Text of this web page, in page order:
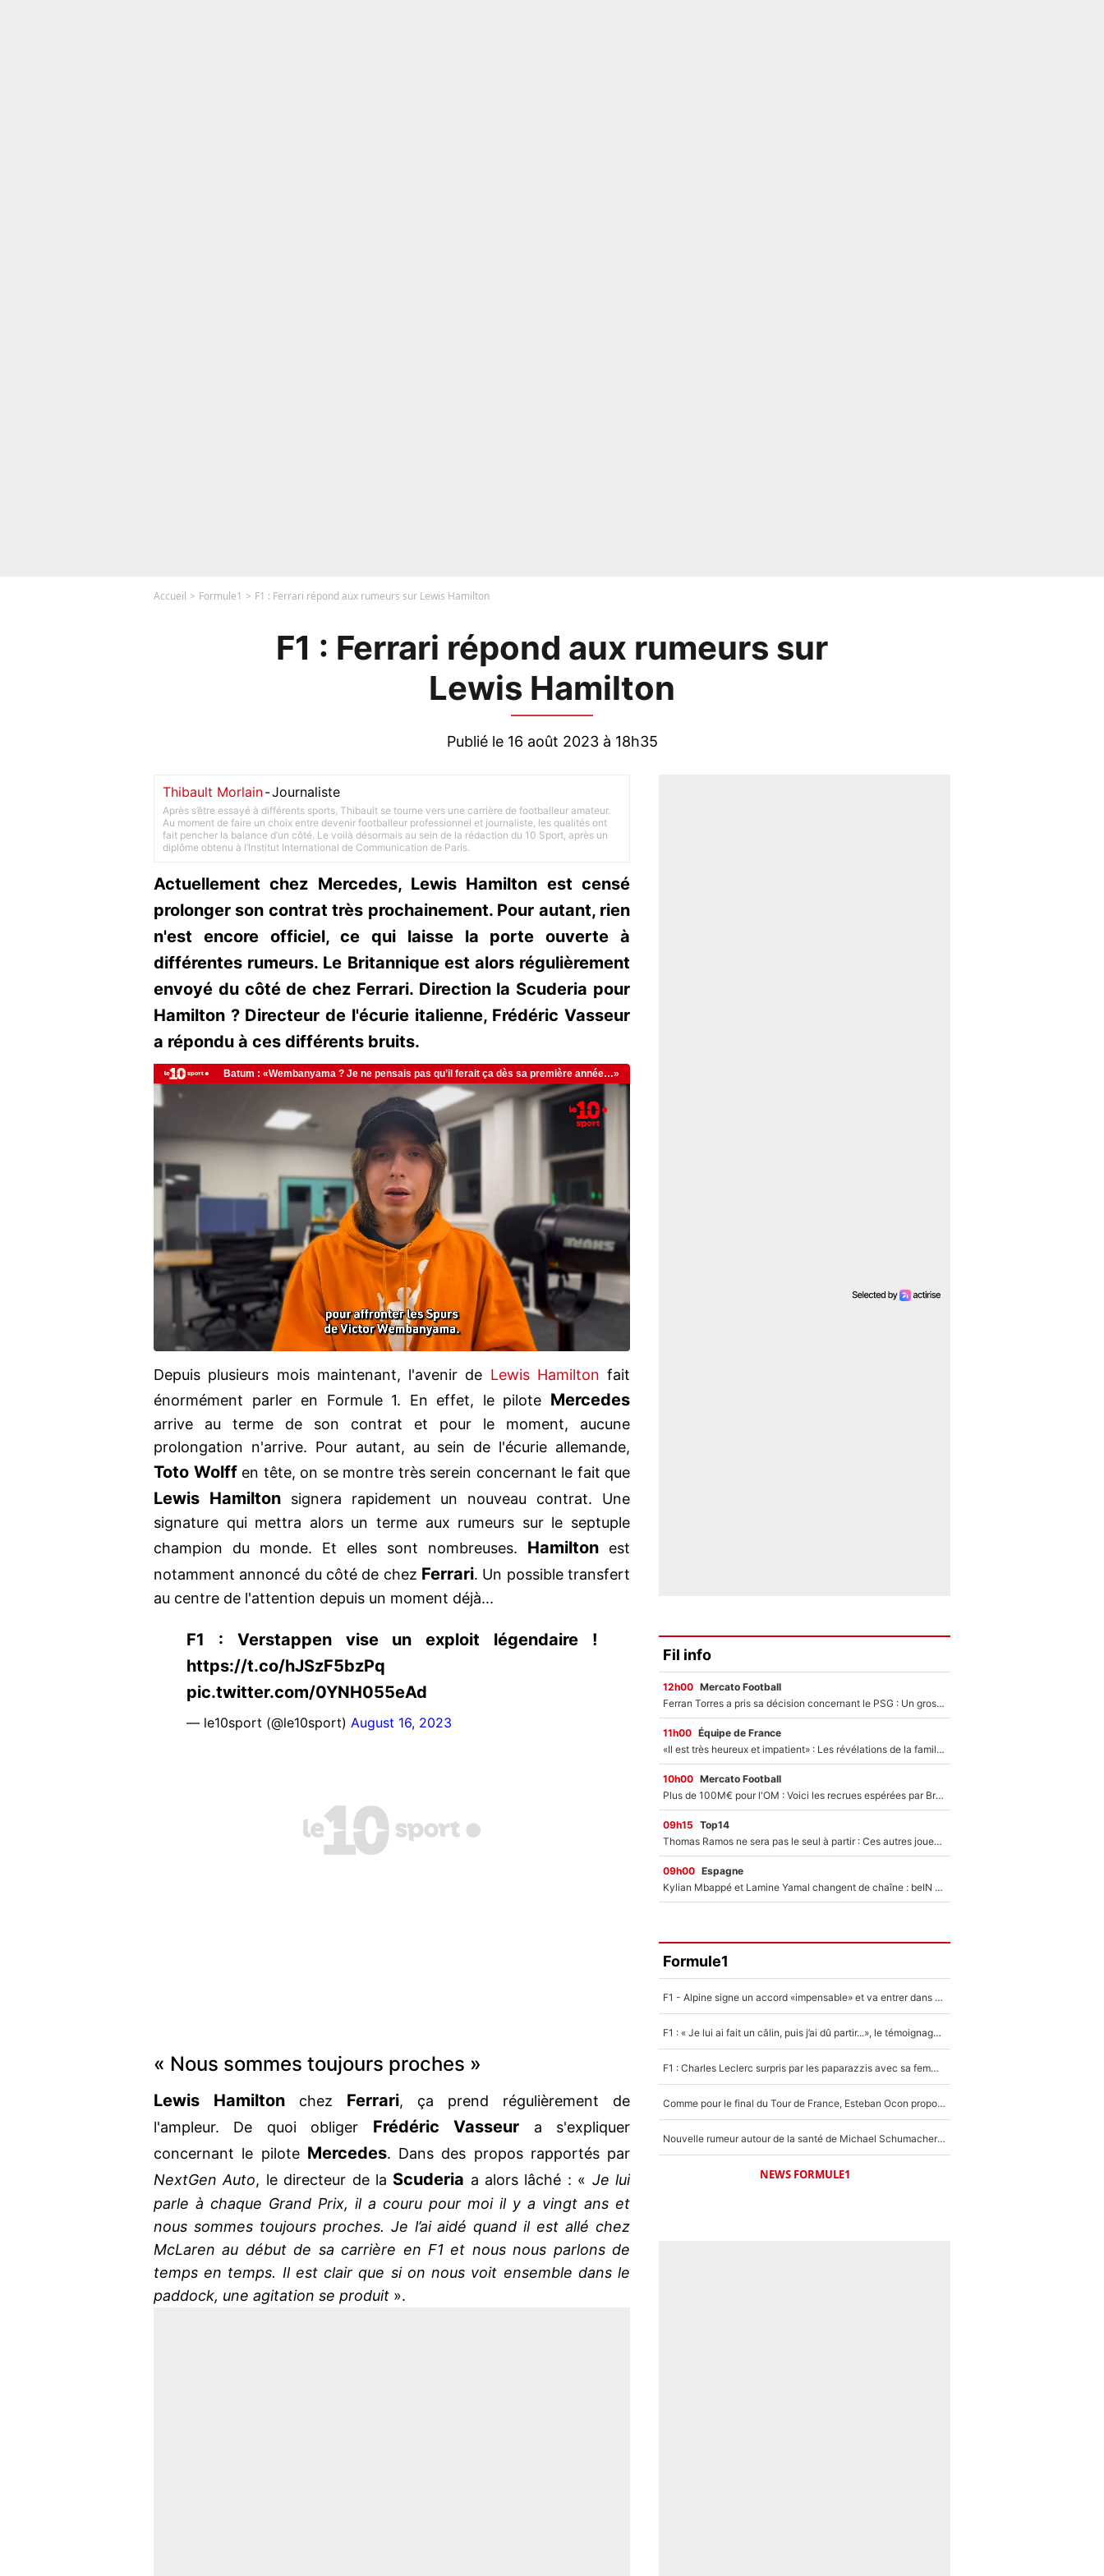
Accueil Formule1 F1 : Ferrari répond aux rumeurs sur Lewis Hamilton
F1 : Ferrari répond aux rumeurs sur
Lewis Hamilton
Publié le 16 août 2023 à 18h35
Thibault Morlain-Journaliste
Après s’être essayé à différents sports, Thibault se tourne vers une carrière de footballeur amateur.
Au moment de faire un choix entre devenir footballeur professionnel et journaliste, les qualités ont
fait pencher la balance d’un côté. Le voilà désormais au sein de la rédaction du 10 Sport, après un
diplôme obtenu à l’Institut International de Communication de Paris.
Actuellement chez Mercedes, Lewis Hamilton est censé
prolonger son contrat très prochainement. Pour autant, rien
n'est encore officiel, ce qui laisse la porte ouverte à
différentes rumeurs. Le Britannique est alors régulièrement
envoyé du côté de chez Ferrari. Direction la Scuderia pour
Hamilton ? Directeur de l'écurie italienne, Frédéric Vasseur
a répondu à ces différents bruits.
Depuis plusieurs mois maintenant, l'avenir de Lewis Hamilton fait
énormément parler en Formule 1. En effet, le pilote Mercedes
arrive au terme de son contrat et pour le moment, aucune
prolongation n'arrive. Pour autant, au sein de l'écurie allemande,
Toto Wolffen tête, on se montre très serein concernant le fait que
Lewis Hamiltonsignera rapidement un nouveau contrat. Une
signature qui mettra alors un terme aux rumeurs sur le septuple
champion du monde. Et elles sont nombreuses. Hamilton est
notamment annoncé du côté de chez Ferrari. Un possible transfert
au centre de l'attention depuis un moment déjà...
F1 : Verstappen vise un exploit légendaire !
https://t.co/hJSzF5bzPq
pic.twitter.com/0YNH055eAd
— le10sport (@le10sport) August 16, 2023
« Nous sommes toujours proches »
Lewis Hamilton chez Ferrari, ça prend régulièrement de
l'ampleur. De quoi obliger Frédéric Vasseur a s'expliquer
concernant le pilote Mercedes. Dans des propos rapportés par
NextGen Auto, le directeur de la Scuderia a alors lâché : « Je lui
parle à chaque Grand Prix, il a couru pour moi il y a vingt ans et
nous sommes toujours proches. Je l’ai aidé quand il est allé chez
McLaren au début de sa carrière en F1 et nous nous parlons de
temps en temps. Il est clair que si on nous voit ensemble dans le
paddock, une agitation se produit ».
Fil info
12h00 Mercato Football
Ferran Torres a pris sa décision concernant le PSG : Un gros club étranger prêt à relancer le feuilleton pour la signature du champion du monde 2026 !
11h00 Équipe de France
«Il est très heureux et impatient» : Les révélations de la famille Zidane sur sa prise de pouvoir en équipe de France !
10h00 Mercato Football
Plus de 100M€ pour l'OM : Voici les recrues espérées par Bruno Genesio et Grégory Lorenzi après l’opération dégraissage
09h15 Top14
Thomas Ramos ne sera pas le seul à partir : Ces autres joueurs du XV de France pourraient aussi quitter le Stade Toulousain, un club de Top 14 est déjà sur les rangs
09h00 Espagne
Kylian Mbappé et Lamine Yamal changent de chaîne : beIN SPORTS ne digère pas cette décision historique et prédit un fiasco pour la Liga
Formule1
F1 - Alpine signe un accord «impensable» et va entrer dans une nouvelle dimension : Grande nouvelle pour Pierre Gasly !
F1 : « Je lui ai fait un câlin, puis j’ai dû partir...», le témoignage émouvant de Max Verstappen sur sa fille
F1 : Charles Leclerc surpris par les paparazzis avec sa femme, les rumeurs étaient vraies !
Comme pour le final du Tour de France, Esteban Ocon propose un Grand Prix de Formule 1 à Paris : «Autour de l’Arc de Triomphe, ce serait génial» !
Nouvelle rumeur autour de la santé de Michael Schumacher : Sa femme Corinna sort du silence
NEWS FORMULE1